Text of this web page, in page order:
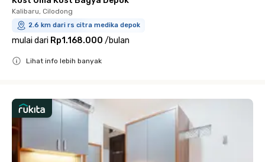
Kalibaru, Cilodong
2.6 km dari rs citra medika depok
mulai dari Rp1.168.000 /bulan
Lihat info lebih banyak